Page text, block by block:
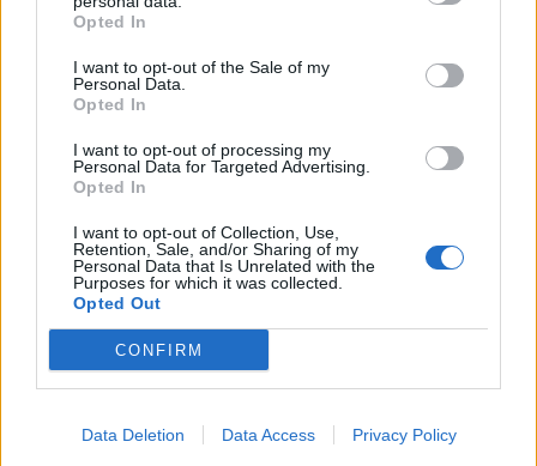
Opted In
I want to opt-out of the Sale of my
Personal Data.
Opted In
I want to opt-out of processing my
Personal Data for Targeted Advertising.
Opted In
I want to opt-out of Collection, Use,
Retention, Sale, and/or Sharing of my
Personal Data that Is Unrelated with the
Purposes for which it was collected.
Opted Out
CONFIRM
Data Deletion Data Access Privacy Policy
00:00 01:16